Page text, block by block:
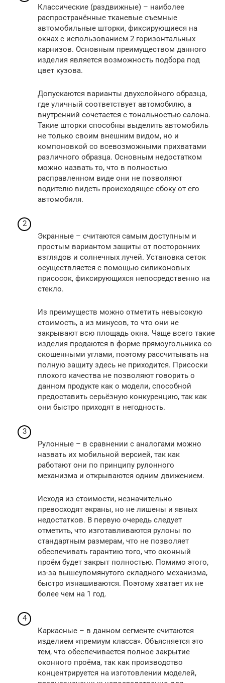
Классические (раздвижные) – наиболее
распространённые тканевые съемные
автомобильные шторки, фиксирующиеся на
окнах с использованием 2 горизонтальных
карнизов. Основным преимуществом данного
изделия является возможность подбора под
цвет кузова.
Допускаются варианты двухслойного образца,
где уличный соответствует автомобилю, а
внутренний сочетается с тональностью салона.
Такие шторки способны выделить автомобиль
не только своим внешним видом, но и
компоновкой со всевозможными прихватами
различного образца. Основным недостатком
можно назвать то, что в полностью
расправленном виде они не позволяют
водителю видеть происходящее сбоку от его
автомобиля.
Экранные – считаются самым доступным и
простым вариантом защиты от посторонних
взглядов и солнечных лучей. Установка сеток
осуществляется с помощью силиконовых
присосок, фиксирующихся непосредственно на
стекло.
Из преимуществ можно отметить невысокую
стоимость, а из минусов, то что они не
закрывают всю площадь окна. Чаще всего такие
изделия продаются в форме прямоугольника со
скошенными углами, поэтому рассчитывать на
полную защиту здесь не приходится. Присоски
плохого качества не позволяют говорить о
данном продукте как о модели, способной
предоставить серьёзную конкуренцию, так как
они быстро приходят в негодность.
Рулонные – в сравнении с аналогами можно
назвать их мобильной версией, так как
работают они по принципу рулонного
механизма и открываются одним движением.
Исходя из стоимости, незначительно
превосходят экраны, но не лишены и явных
недостатков. В первую очередь следует
отметить, что изготавливаются рулоны по
стандартным размерам, что не позволяет
обеспечивать гарантию того, что оконный
проём будет закрыт полностью. Помимо этого,
из-за вышеупомянутого складного механизма,
быстро изнашиваются. Поэтому хватает их не
более чем на 1 год.
Каркасные – в данном сегменте считаются
изделием «премиум класса». Объясняется это
тем, что обеспечивается полное закрытие
оконного проёма, так как производство
концентрируется на изготовлении моделей,